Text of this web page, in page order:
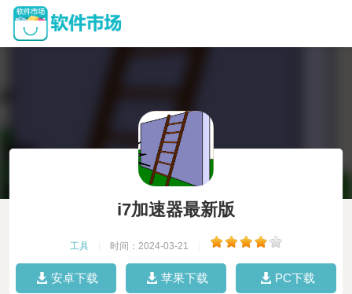
i7加速器最新版
工具 时间：2024-03-21
安卓下载 苹果下载 PC下载